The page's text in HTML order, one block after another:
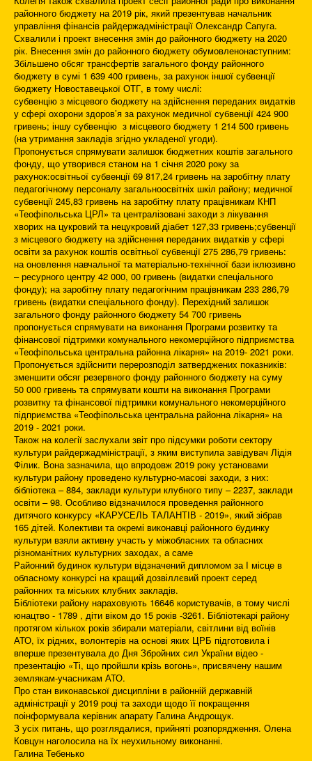
районного бюджету на 2019 рік, який презентував начальник
управління фінансів райдержадміністрації Олександр Сапуга.
Схвалили і проект внесення змін до районного бюджету на 2020
рік. Внесення змін до районного бюджету обумовленонаступним:
Збільшено обсяг трансфертів загального фонду районного
бюджету в сумі 1 639 400 гривень, за рахунок іншої субвенції
бюджету Новоставецької ОТГ, в тому числі:
субвенцію з місцевого бюджету на здійснення переданих видатків
у сфері охорони здоров’я за рахунок медичної субвенції 424 900
гривень; іншу субвенцію з місцевого бюджету 1 214 500 гривень
(на утримання закладів згідно укладеної угоди).
Пропонується спрямувати залишок бюджетних коштів загального
фонду, що утворився станом на 1 січня 2020 року за
рахунок:освітньої субвенції 69 817,24 гривень на заробітну плату
педагогічному персоналу загальноосвітніх шкіл району; медичної
субвенції 245,83 гривень на заробітну плату працівникам КНП
«Теофіпольська ЦРЛ» та централізовані заходи з лікування
хворих на цукровий та нецукровий діабет 127,33 гривень;субвенції
з місцевого бюджету на здійснення переданих видатків у сфері
освіти за рахунок коштів освітньої субвенції 275 286,79 гривень:
на оновлення навчальної та матеріально-технічної бази іклюзивно
– ресурного центру 42 000, 00 гривень (видатки спеціального
фонду); на заробітну плату педагогічним працівникам 233 286,79
гривень (видатки спеціального фонду). Перехідний залишок
загального фонду районного бюджету 54 700 гривень
пропонується спрямувати на виконання Програми розвитку та
фінансової підтримки комунального некомерційного підприємства
«Теофіпольська центральна районна лікарня» на 2019- 2021 роки.
Пропонується здійснити перерозподіл затверджених показників:
зменшити обсяг резервного фонду районного бюджету на суму
50 000 гривень та спрямувати кошти на виконання Програми
розвитку та фінансової підтримки комунального некомерційного
підприємства «Теофіпольська центральна районна лікарня» на
2019 - 2021 роки.
Також на колегії заслухали звіт про підсумки роботи сектору
культури райдержадміністрації, з яким виступила завідувач Лідія
Філик. Вона зазначила, що впродовж 2019 року установами
культури району проведено культурно-масові заходи, з них:
бібліотека – 884, заклади культури клубного типу – 2237, заклади
освіти – 98. Особливо відзначилося проведення районного
дитячого конкурсу «КАРУСЕЛЬ ТАЛАНТІВ - 2019», який зібрав
165 дітей. Колективи та окремі виконавці районного будинку
культури взяли активну участь у міжобласних та обласних
різноманітних культурних заходах, а саме
Районний будинок культури відзначений дипломом за І місце в
обласному конкурсі на кращий дозвіллєвий проект серед
районних та міських клубних закладів.
Бібліотеки району нараховують 16646 користувачів, в тому числі
юнацтво - 1789 , діти віком до 15 років -3261. Бібліотекарі району
протягом кількох років збирали матеріали, світлини від воїнів
АТО, їх рідних, волонтерів на основі яких ЦРБ підготовила і
вперше презентувала до Дня Збройних сил України відео -
презентацію «Ті, що пройшли крізь вогонь», присвячену нашим
землякам-учасникам АТО.
Про стан виконавської дисципліни в районній державній
адміністрації у 2019 році та заходи щодо її покращення
поінформувала керівник апарату Галина Андрощук.
З усіх питань, що розглядалися, прийняті розпорядження. Олена
Ковцун наголосила на їх неухильному виконанні.
Галина Тебенько